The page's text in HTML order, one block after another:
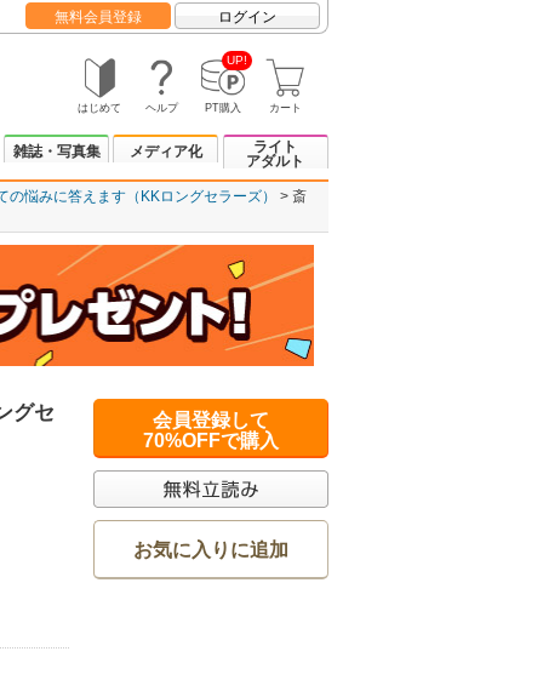
無料会員登録 ログイン
はじめて ヘルプ
UP!
PT購入 カート
雑誌・写真集 メディア化
ライト
アダルト
の悩みに答えます（KKロングセラーズ） 斎
グセ
会員登録して
70%OFFで購入
お気に入りに追加